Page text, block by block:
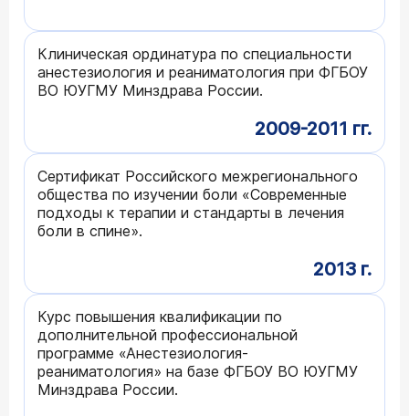
Клиническая ординатура по специальности
анестезиология и реаниматология при ФГБОУ
ВО ЮУГМУ Минздрава России.
2009-2011 гг.
Сертификат Российского межрегионального
общества по изучении боли «Современные
подходы к терапии и стандарты в лечения
боли в спине».
2013 г.
Курс повышения квалификации по
дополнительной профессиональной
программе «Анестезиология-
реаниматология» на базе ФГБОУ ВО ЮУГМУ
Минздрава России.